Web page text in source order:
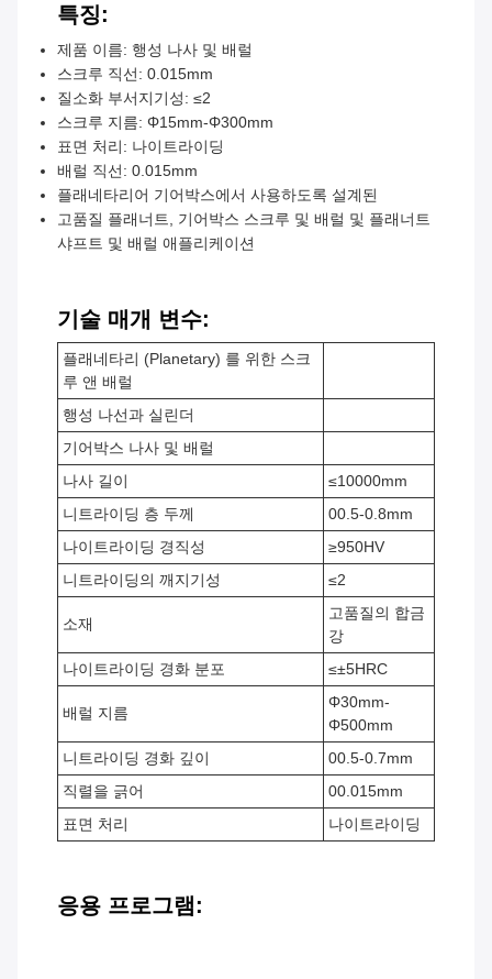
특징:
제품 이름: 행성 나사 및 배럴
스크루 직선: 0.015mm
질소화 부서지기성: ≤2
스크루 지름: Φ15mm-Φ300mm
표면 처리: 나이트라이딩
배럴 직선: 0.015mm
플래네타리어 기어박스에서 사용하도록 설계된
고품질 플래너트, 기어박스 스크루 및 배럴 및 플래너트
샤프트 및 배럴 애플리케이션
기술 매개 변수:
플래네타리 (Planetary) 를 위한 스크
루 앤 배럴
행성 나선과 실린더
기어박스 나사 및 배럴
나사 길이
≤10000mm
니트라이딩 층 두께
00.5-0.8mm
나이트라이딩 경직성
≥950HV
니트라이딩의 깨지기성
≤2
소재
고품질의 합금
강
나이트라이딩 경화 분포
≤±5HRC
배럴 지름
Φ30mm-
Φ500mm
니트라이딩 경화 깊이
00.5-0.7mm
직렬을 긁어
00.015mm
표면 처리
나이트라이딩
응용 프로그램: